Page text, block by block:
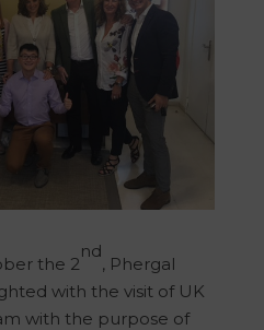
the 2
nd
, Phergal
with the visit of UK
with the purpose of